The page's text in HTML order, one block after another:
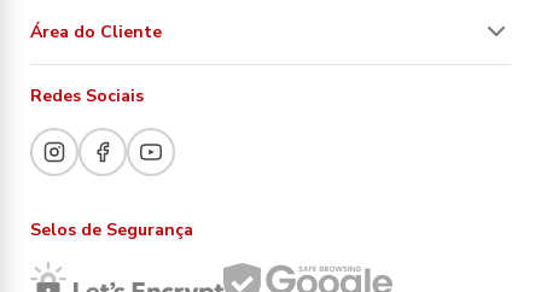
Área do Cliente
Redes Sociais
Selos de Segurança